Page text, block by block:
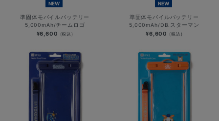
NEW
準固体モバイルバッテリー
5,000mAh/チームロゴ
¥6,600 (税込)
NEW
準固体モバイルバッテリー
5,000mAh/DB.スターマン
¥6,600 (税込)